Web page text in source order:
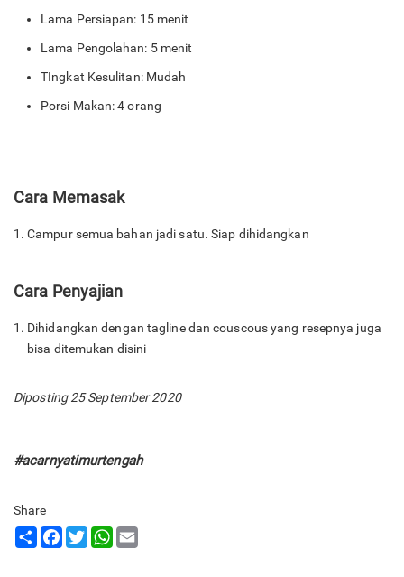
Lama Persiapan: 15 menit
Lama Pengolahan: 5 menit
TIngkat Kesulitan: Mudah
Porsi Makan: 4 orang
Cara Memasak
Campur semua bahan jadi satu. Siap dihidangkan
Cara Penyajian
Dihidangkan dengan tagline dan couscous yang resepnya juga
bisa ditemukan disini
Diposting 25 September 2020
#acarnyatimurtengah
Share
ShareFacebook
TwitterWhatsApp